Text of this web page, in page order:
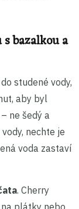
bazalkou a
studené vody,
aby byl
ne šedý a
nechte je
voda zastaví
. Cherry
plátky nebo